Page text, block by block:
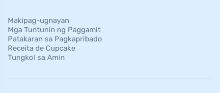
Makipag-ugnayan
Mga Tuntunin ng Paggamit
Patakaran sa Pagkapribado
Receita de Cupcake
Tungkol sa Amin